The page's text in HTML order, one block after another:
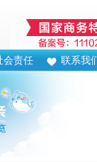
会责任 联系我